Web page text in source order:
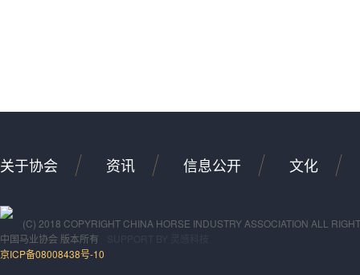
关于协会 资讯 信息公开 文化
(C) 2018 COPYRIGHT CHINA HORSE INDUSTRY ASSOCIATION ALL
中国马业协会 版本所有
京ICP备08008438号-10